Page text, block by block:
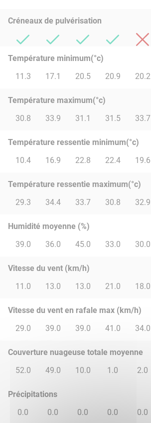
Créneaux de pulvérisation
Température minimum(°c)
11.3
17.1 20.5 20.9 20.2
Température maximum(°c)
30.8
33.9 31.1 31.5 33.7
Température ressentie minimum(°c)
10.4
16.9 22.8 22.4 19.6
Température ressentie maximum(°c)
29.3
34.4 33.7 30.8 32.9
Humidité moyenne (%)
39.0
36.0 45.0 33.0 30.0
Vitesse du vent (km/h)
11.0
13.0 13.0 21.0 18.0
Vitesse du vent en rafale max (km/h)
29.0
39.0 39.0 41.0 34.0
Couverture nuageuse totale moyenne
52.0
49.0 10.0 1.0 2.0
Précipitations
0.0
0.0 0.0 0.0 0.0